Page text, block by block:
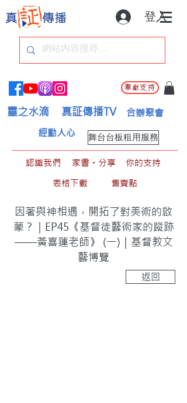
登入
奉獻支持
靈之水滴 真証傳播TV 合辦聚會
舞台台板租用服務
經動人心
認識我們 家書。分享
你的支持
表格下載
售賣點
因著與神相遇，開拓了對美術的啟
蒙？｜EP45《基督徒藝術家的蹤跡
——黃喜蓮老師》 (一)｜基督教文
藝博覽
返回